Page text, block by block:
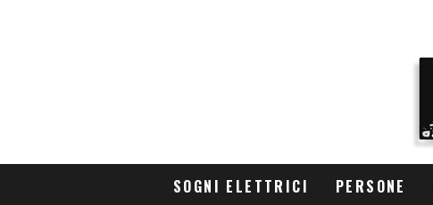
SOGNI ELETTRICI PERSONE